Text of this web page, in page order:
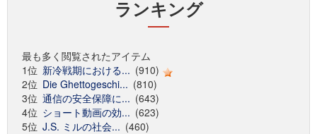
ランキング
最も多く閲覧されたアイテム
1位 新冷戦期における... (910)
2位 Die Ghettogeschi... (810)
3位 通信の安全保障に... (643)
4位 ショート動画の効... (623)
5位 J.S. ミルの社会... (460)